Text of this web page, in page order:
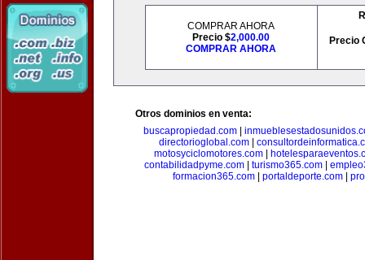
COMPRAR AHORA
Precio $2,000.00
COMPRAR AHORA
Precio
Otros dominios en venta:
buscapropiedad.com
directorioglobal.com
motosyciclomotores.com|
contabilidadpyme.com| turismo365.com|
formacion365.com| portaldeporte.com|